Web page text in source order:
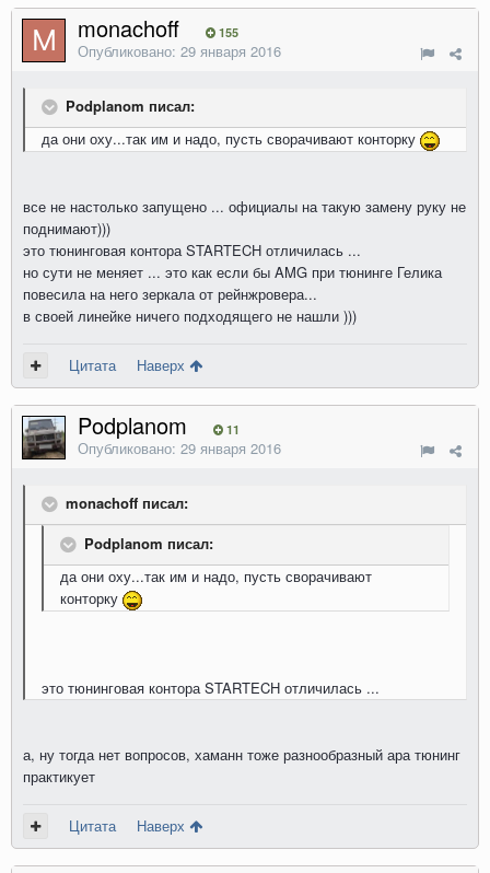
monachoff 155
Опубликовано: 29 января 2016
Podplanom писал:
да они оху...так им и надо, пусть сворачивают конторку
все не настолько запущено ... официалы на такую замену руку не
поднимают)))
это тюнинговая контора STARTECH отличилась ...
но сути не меняет ... это как если бы AMG при тюнинге Гелика
повесила на него зеркала от рейнжровера...
в своей линейке ничего подходящего не нашли )))
Цитата Наверх
Podplanom 11
Опубликовано: 29 января 2016
monachoff писал:
Podplanom писал:
да они оху...так им и надо, пусть сворачивают
конторку
это тюнинговая контора STARTECH отличилась ...
а, ну тогда нет вопросов, хаманн тоже разнообразный ара тюнинг
практикует
Цитата Наверх